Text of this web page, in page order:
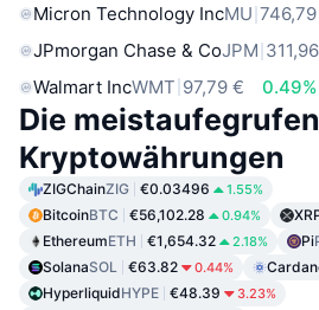
Micron Technology IncMU
JPmorgan Chase & CoJPM
Walmart IncWMT 97,79 € 0.49%
Die
Kryptowährungen
ZIGChainZIG €0.03496 1.55%
BitcoinBTC €56,102.28 0.94%
EthereumETH €1,654.32 2.18% Pi
SolanaSOL €63.82 0.44%
HyperliquidHYPE €48.39 3.23%